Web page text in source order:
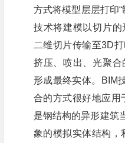
方式将模型层层打印
技术将建模以切片
二维切片传输至3D
挤压、喷出、光聚合
形成最终实体。BIM
合的方式很好地应用
是钢结构的异形建筑
象的模拟实体结构，